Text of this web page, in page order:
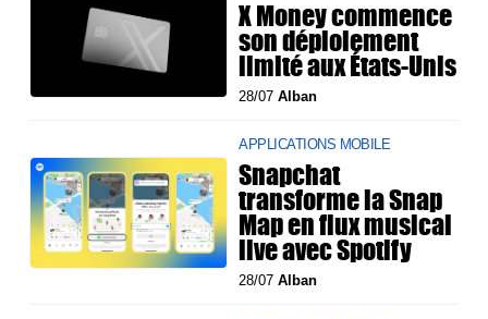
X Money commence
son déploiement
limité aux États-Unis
28/07Alban
APPLICATIONS MOBILE
Snapchat
transforme la Snap
Map en flux musical
live avec Spotify
28/07Alban